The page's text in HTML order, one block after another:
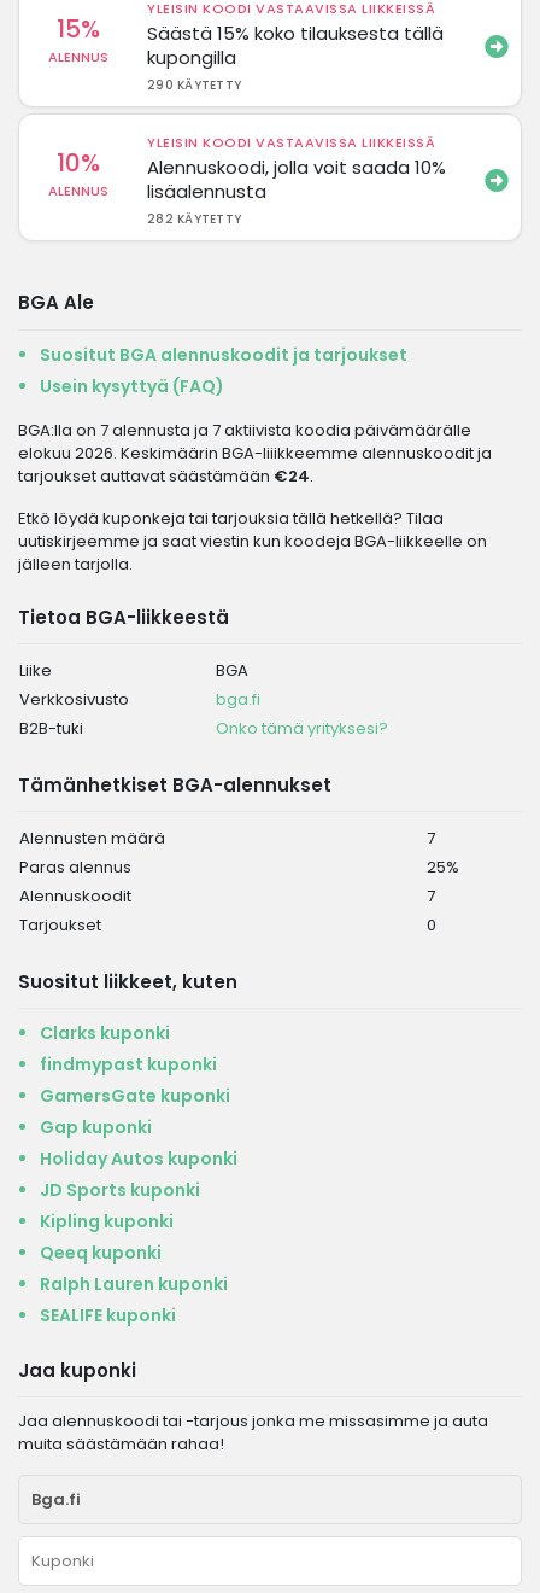
15%
ALENNUS
YLEISIN KOODI VASTAAVISSA LIIKKEISSÄ
Säästä 15% koko tilauksesta tällä
kupongilla
290 KÄYTETTY
10%
ALENNUS
YLEISIN KOODI VASTAAVISSA LIIKKEISSÄ
Alennuskoodi, jolla voit saada 10%
lisäalennusta
282 KÄYTETTY
BGA Ale
Suositut BGA alennuskoodit ja tarjoukset
Usein kysyttyä (FAQ)
BGA:lla on 7 alennusta ja 7 aktiivista koodia päivämäärälle
elokuu 2026. Keskimäärin BGA-liiikkeemme alennuskoodit ja
tarjoukset auttavat säästämään €24.
Etkö löydä kuponkeja tai tarjouksia tällä hetkellä? Tilaa
uutiskirjeemme ja saat viestin kun koodeja BGA-liikkeelle on
jälleen tarjolla.
Tietoa BGA-liikkeestä
Liike
BGA
Verkkosivusto
bga.fi
B2B-tuki
Onko tämä yrityksesi?
Tämänhetkiset BGA-alennukset
Alennusten määrä
7
Paras alennus
25%
Alennuskoodit
7
Tarjoukset
0
Suositut liikkeet, kuten
Clarks kuponki
findmypast kuponki
GamersGate kuponki
Gap kuponki
Holiday Autos kuponki
JD Sports kuponki
Kipling kuponki
Qeeq kuponki
Ralph Lauren kuponki
SEALIFE kuponki
Jaa kuponki
Jaa alennuskoodi tai -tarjous jonka me missasimme ja auta
muita säästämään rahaa!